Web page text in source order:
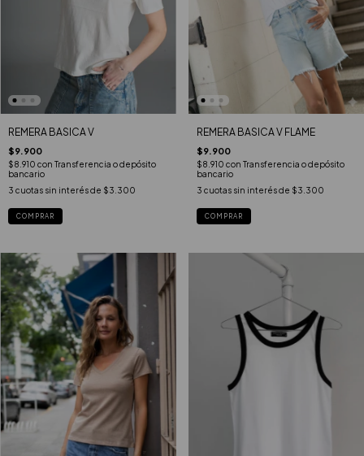
REMERA BASICA V
$9.900
$8.910 con Transferencia o depósito
bancario
3 cuotas sin interés de $3.300
COMPRAR
REMERA BASICA V FLAME
$9.900
$8.910 con Transferencia o depósito
bancario
3 cuotas sin interés de $3.300
COMPRAR